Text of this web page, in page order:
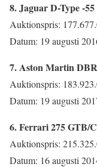
8. Jaguar D-Type -55
Auktionspris:
Datum: 19 augusti
7. Aston Martin
Auktionspris:
Datum: 19 augusti
6. Ferrari 275 GTB/
Auktionspris:
Datum: 16 augusti